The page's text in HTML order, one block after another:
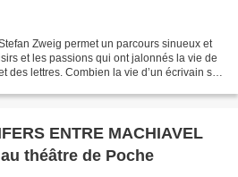
Zweig permet un parcours sinueux et
et les passions qui ont jalonnés la vie de
des lettres. Combien la vie d’un écrivain se
ENTRE MACHIAVEL
théâtre de Poche